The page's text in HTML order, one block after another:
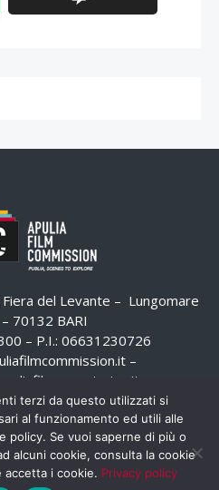
del Levante – Lungomare
70132 BARI
– P.I.: 06631230726
–
terzi da questo utilizzati si
al funzionamento ed utili alle
policy. Se vuoi saperne di più o
alcuni cookie, consulta la cookie
accetta i cookie. Privacy policy